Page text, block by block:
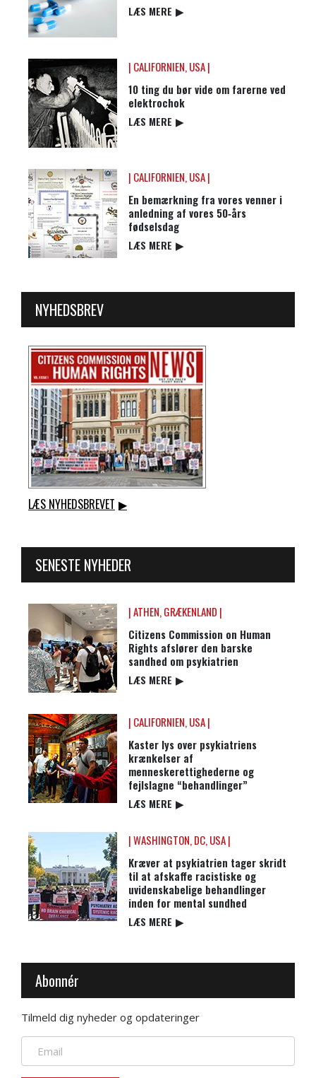
LÆS MERE ▶
| CALIFORNIEN, USA |
10 ting du bør vide om farerne ved
elektrochok
LÆS MERE ▶
| CALIFORNIEN, USA |
En bemærkning fra vores venner i
anledning af vores 50‑års
fødselsdag
LÆS MERE ▶
NYHEDSBREV
LÆS NYHEDSBREVET ▶
SENESTE NYHEDER
| ATHEN, GRÆKENLAND |
Citizens Commission on Human
Rights afslører den barske
sandhed om psykiatrien
LÆS MERE ▶
| CALIFORNIEN, USA |
Kaster lys over psykiatriens
krænkelser af
menneskerettighederne og
fejlslagne “behandlinger”
LÆS MERE ▶
| WASHINGTON, DC, USA |
Kræver at psykiatrien tager skridt
til at afskaffe racistiske og
uvidenskabelige behandlinger
inden for mental sundhed
LÆS MERE ▶
Abonnér
Tilmeld dig nyheder og opdateringer